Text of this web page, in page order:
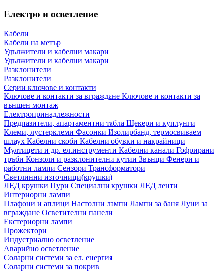
Електро и осветление
Кабели
Кабели на метър
Удължители и кабелни макари
Удължители и кабелни макари
Разклонители
Разклонители
Серии ключове и контакти
Ключове и контакти за вграждане Ключове и контакти за
външен монтаж
Електропринадлежности
Предпазители, апартаментни табла Щекери и куплунги
Клеми, лустерклеми Фасонки Изолирбанд, термосвиваем
шлаух Кабелни скоби Кабелни обувки и накрайници
Мултицети и др. ел.инструменти Кабелни канали Гофрирани
тръби Конзоли и разклонителни кутии Звънци Фенери и
работни лампи Сензори Трансформатори
Светлинни източници(крушки)
ЛЕД крушки Пури Специални крушки ЛЕД ленти
Интериорни лампи
Плафони и аплици Настолни лампи Лампи за баня Луни за
вграждане Осветителни панели
Екстериорни лампи
Прожектори
Индустриално осветление
Аварийно осветление
Соларни системи за ел. енергия
Соларни системи за покрив